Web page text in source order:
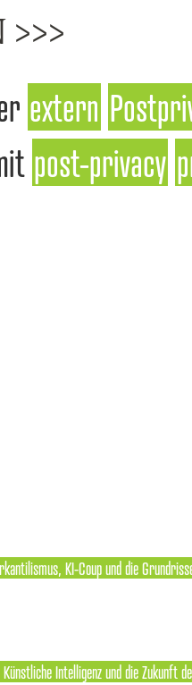
>>>
extern
post-privacy
KI-Coup und die
Intelligenz und die Zukunft